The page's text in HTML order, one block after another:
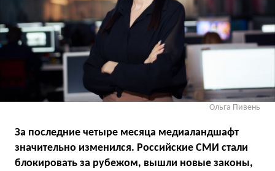
Ольга Пивень
За последние четыре месяца медиаландшафт
значительно изменился. Российские СМИ стали
блокировать за рубежом, вышли новые законы,